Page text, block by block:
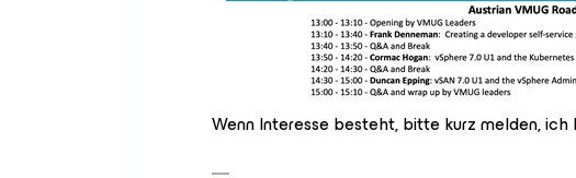
Wenn Interesse besteht, bitte kurz melden,